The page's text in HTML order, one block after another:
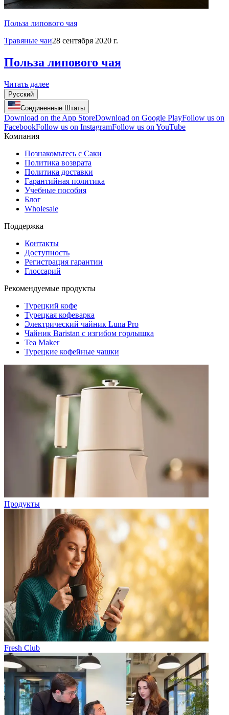
Польза липового чая
Травяные чаи28 сентября 2020 г.
Польза липового чая
Читать далее
Русский
Соединенные Штаты
Download on the App StoreDownload on Google PlayFollow us on
FacebookFollow us on InstagramFollow us on YouTube
Компания
Познакомьтесь с Саки
Политика возврата
Политика доставки
Гарантийная политика
Учебные пособия
Блог
Wholesale
Поддержка
Контакты
Доступность
Регистрация гарантии
Глоссарий
Рекомендуемые продукты
Турецкий кофе
Турецкая кофеварка
Электрический чайник Luna Pro
Чайник Baristan с изгибом горлышка
Tea Maker
Турецкие кофейные чашки
Продукты
Fresh Club